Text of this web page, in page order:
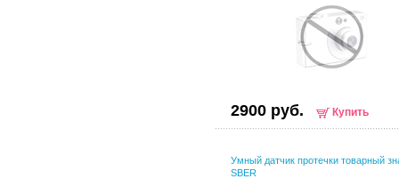
2900 руб. Купить
Умный датчик протечки товарный
SBER